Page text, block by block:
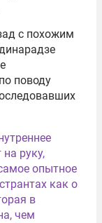
с похожим
поводу
руку,
опытное
как о
в
чем